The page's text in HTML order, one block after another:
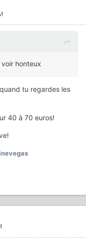
honteux
tu regardes les
40 à 70 euros!